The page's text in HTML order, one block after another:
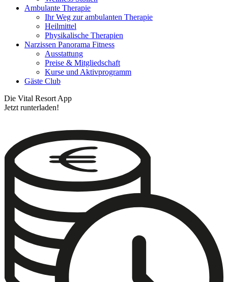
Ambulante Therapie
Ihr Weg zur ambulanten Therapie
Heilmittel
Physikalische Therapien
Narzissen Panorama Fitness
Ausstattung
Preise & Mitgliedschaft
Kurse und Aktivprogramm
Gäste Club
Die Vital Resort App
Jetzt runterladen!